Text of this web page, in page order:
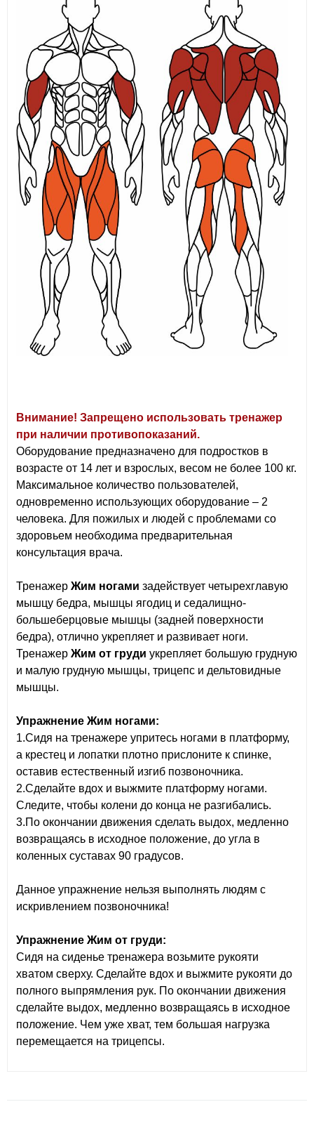
Внимание! Запрещено использовать тренажер
при наличии противопоказаний.
Оборудование предназначено для подростков в
возрасте от 14 лет и взрослых, весом не более 100 кг.
Максимальное количество пользователей,
одновременно использующих оборудование – 2
человека. Для пожилых и людей с проблемами со
здоровьем необходима предварительная
консультация врача.
Тренажер Жим ногами задействует четырехглавую
мышцу бедра, мышцы ягодиц и седалищно-
большеберцовые мышцы (задней поверхности
бедра), отлично укрепляет и развивает ноги.
Тренажер Жим от груди укрепляет большую грудную
и малую грудную мышцы, трицепс и дельтовидные
мышцы.
Упражнение Жим ногами:
1.Сидя на тренажере упритесь ногами в платформу,
а крестец и лопатки плотно прислоните к спинке,
оставив естественный изгиб позвоночника.
2.Сделайте вдох и выжмите платформу ногами.
Следите, чтобы колени до конца не разгибались.
3.По окончании движения сделать выдох, медленно
возвращаясь в исходное положение, до угла в
коленных суставах 90 градусов.
Данное упражнение нельзя выполнять людям с
искривлением позвоночника!
Упражнение Жим от груди:
Сидя на сиденье тренажера возьмите рукояти
хватом сверху. Сделайте вдох и выжмите рукояти до
полного выпрямления рук. По окончании движения
сделайте выдох, медленно возвращаясь в исходное
положение. Чем уже хват, тем большая нагрузка
перемещается на трицепсы.